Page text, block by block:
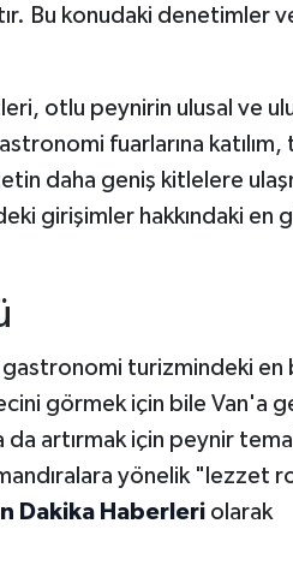
Bu konudaki denetimler
otlu peynirin ulusal ve
fuarlarına katılım,
daha geniş kitlelere
girişimler hakkındaki en
gastronomi turizmindeki en
görmek için bile Van'a
artırmak için peynir
yönelik "lezzet
Dakika Haberleriolarak